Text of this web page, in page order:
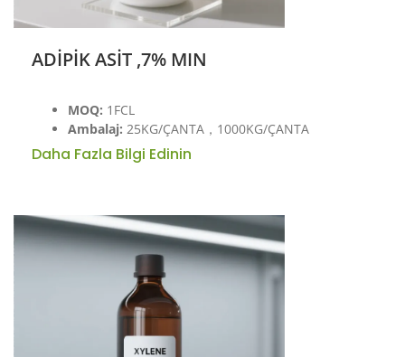
ADİPİK ASİT ,7% MIN
MOQ: 1FCL
Ambalaj: 25KG/ÇANTA，1000KG/ÇANTA
Daha Fazla Bilgi Edinin